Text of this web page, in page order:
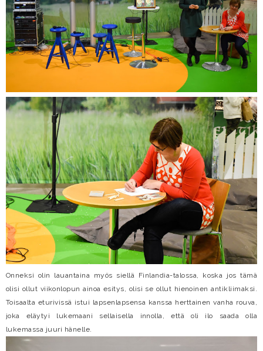
Onneksi olin lauantaina myös siellä Finlandia-talossa, koska jos tämä
olisi ollut viikonlopun ainoa esitys, olisi se ollut hienoinen antikliimaksi.
Toisaalta eturivissä istui lapsenlapsensa kanssa herttainen vanha rouva,
joka eläytyi lukemaani sellaisella innolla, että oli ilo saada olla
lukemassa juuri hänelle.